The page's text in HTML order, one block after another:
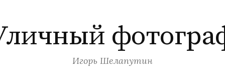
Игорь Шелапутин